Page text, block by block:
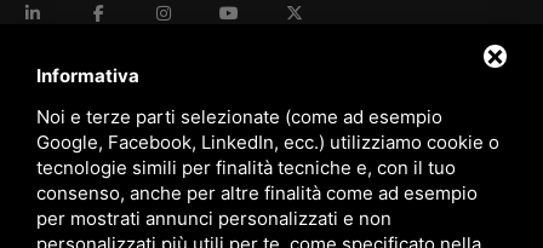
language ITALIANO
download Catalogo Stima
download Politica qualità e sicurezza
Informativa
Noi e terze parti selezionate (come ad esempio
Google, Facebook, LinkedIn, ecc.) utilizziamo cookie o
tecnologie simili per finalità tecniche e, con il tuo
consenso, anche per altre finalità come ad esempio
per mostrati annunci personalizzati e non